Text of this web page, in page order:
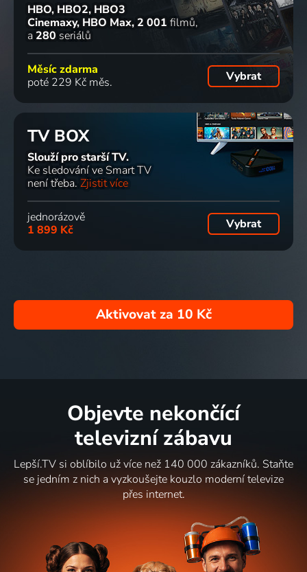
HBO, HBO2, HBO3
Cinemaxy, HBO Max 2 001 filmů
a 280 seriálů
Měsíc zdarma
poté 229 Kč měs.
Vybrat
TV BOX
Slouží pro starší TV.
Ke sledování ve Smart TV
není třeba. Zjistit více
jednorázově
1 899 Kč
Vybrat
Aktivovat za 10 Kč
Objevte nekončící
televizní zábavu
Lepší.TV si oblíbilo už více než 140 000 zákazníků. Staňte
se jedním z nich a vyzkoušejte kouzlo moderní televize
přes internet.